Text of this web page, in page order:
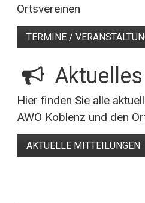
Ortsvereinen
TERMINE /
Aktuelles
Hier finden Sie alle
AWO Koblenz und den
AKTUELLE MITTEILUNGEN